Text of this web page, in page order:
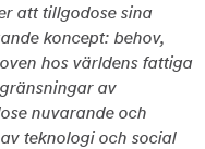
att tillgodose sina
koncept: behov,
hos världens fattiga
av
nuvarande och
teknologi och social